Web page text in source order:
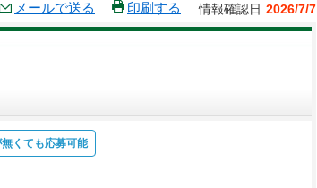
情報確認日 2026/7/7
メールで送る 印刷する
くても応募可能